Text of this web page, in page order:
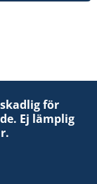
för
Ej lämplig